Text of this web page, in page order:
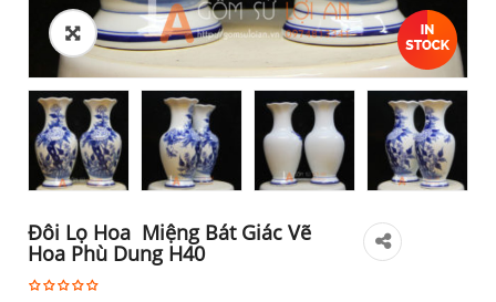
Đôi Lọ Hoa Miệng Bát Giác Vẽ
Hoa Phù Dung H40